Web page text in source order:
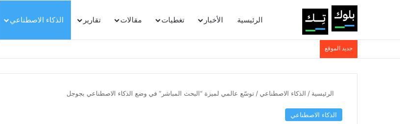
الرئيسية الأخبار تغطيات مقالات تقارير الذكاء الاصطناعي
جديد الموقع
الرئيسية / الذكاء الاصطناعي / توسّع عالمي لميزة “البحث المباشر” في وضع الذكاء الاصطناعي بجوجل
الذكاء الاصطناعي